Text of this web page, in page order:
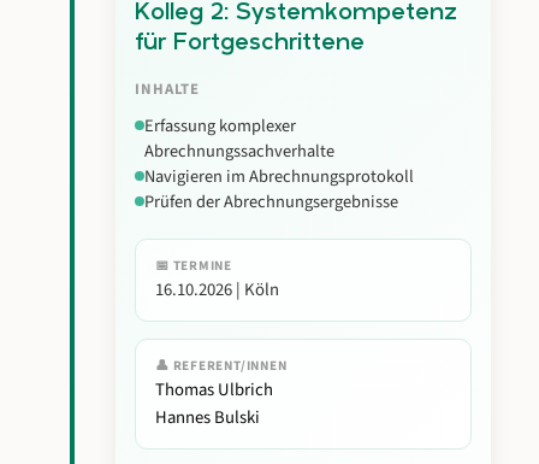
Kolleg 2: Systemkompetenz
für Fortgeschrittene
INHALTE
Erfassung komplexer
Abrechnungssachverhalte
Navigieren im Abrechnungsprotokoll
Prüfen der Abrechnungsergebnisse
📅 TERMINE
16.10.2026 | Köln
👤 REFERENT/INNEN
Thomas Ulbrich
Hannes Bulski